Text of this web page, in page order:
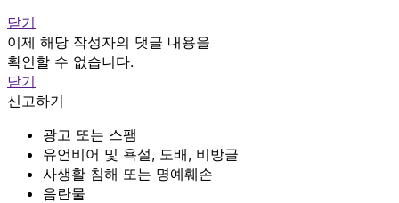
닫기
이제 해당 작성자의 댓글 내용을
확인할 수 없습니다.
닫기
신고하기
광고 또는 스팸
유언비어 및 욕설, 도배, 비방글
사생활 침해 또는 명예훼손
음란물